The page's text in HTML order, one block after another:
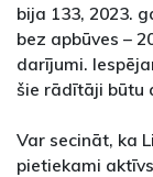
bija 133, 2023.
bez apbūves –
darījumi.
šie rādītāji būtu
Var secināt, ka
pietiekami